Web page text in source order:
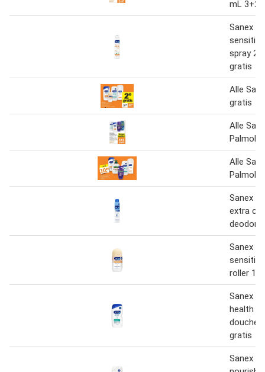
mL 3+2
Sanex
spray
gratis
Alle
gratis
Alle
Alle
Sanex
extra
Sanex
roller
Sanex
health
gratis
Sanex